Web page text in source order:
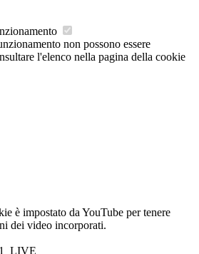
non possono essere
l'elenco nella pagina della cookie
è impostato da YouTube per tenere
dei video incorporati.